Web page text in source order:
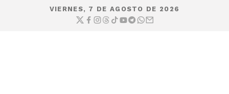
VIERNES, 7 DE AGOSTO DE 2026